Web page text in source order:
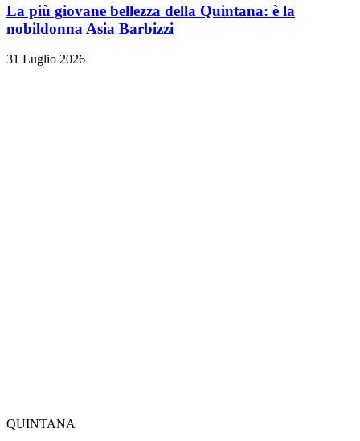
La più giovane bellezza della Quintana: è la
nobildonna Asia Barbizzi
31 Luglio 2026
QUINTANA